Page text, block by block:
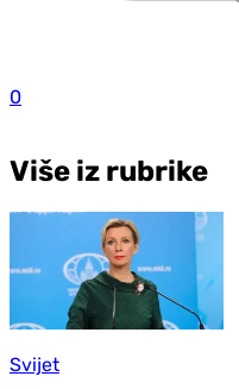
0
Više iz rubrike
Svijet